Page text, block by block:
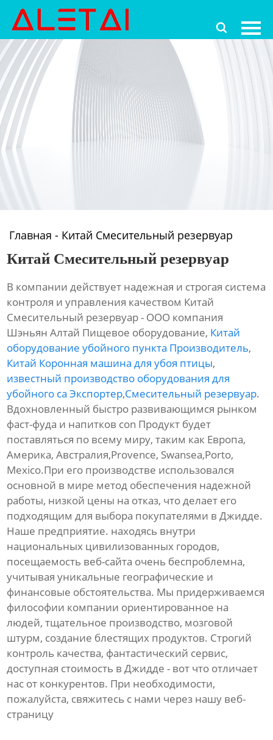

Главная
Продукция
Новости
О Hас
Контакты
Главная - Китай Смесительный резервуар
Китай Смесительный резервуар
В компании действует надежная и строгая система
контроля и управления качеством Китай
Смесительный резервуар - ООО компания
Шэньян Алтай Пищевое оборудование, Китай
оборудование убойного пункта Производитель,
Китай Коронная машина для убоя птицы,
известный производство оборудования для
убойного са Экспортер,Смесительный резервуар.
Вдохновленный быстро развивающимся рынком
фаст-фуда и напитков con Продукт будет
поставляться по всему миру, таким как Европа,
Америка, Австралия,Provence, Swansea,Porto,
Mexico.При его производстве использовался
основной в мире метод обеспечения надежной
работы, низкой цены на отказ, что делает его
подходящим для выбора покупателями в Джидде.
Наше предприятие. находясь внутри
национальных цивилизованных городов,
посещаемость веб-сайта очень беспроблемна,
учитывая уникальные географические и
финансовые обстоятельства. Мы придерживаемся
философии компании ориентированное на
людей, тщательное производство, мозговой
штурм, создание блестящих продуктов. Строгий
контроль качества, фантастический сервис,
доступная стоимость в Джидде - вот что отличает
нас от конкурентов. При необходимости,
пожалуйста, свяжитесь с нами через нашу веб-
страницу